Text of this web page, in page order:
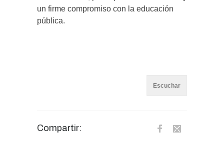
un firme compromiso con la educación
pública.
Escuchar
Compartir: